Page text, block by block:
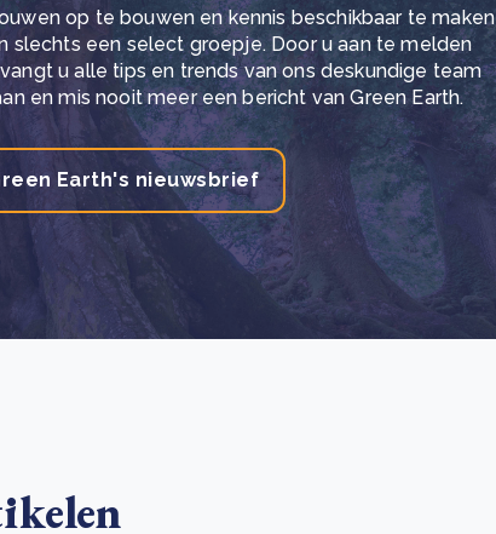
op te bouwen en kennis beschikbaar te maken
slechts een select groepje. Door u aan te melden
u alle tips en trends van ons deskundige team
en mis nooit meer een bericht van Green Earth.
Earth's nieuwsbrief